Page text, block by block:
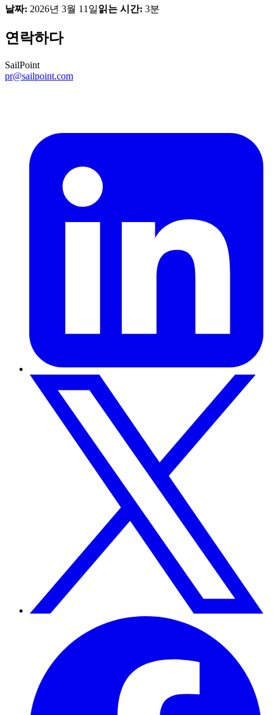
날짜: 2026년 3월 11일읽는 시간: 3분
연락하다
SailPoint
pr@sailpoint.com